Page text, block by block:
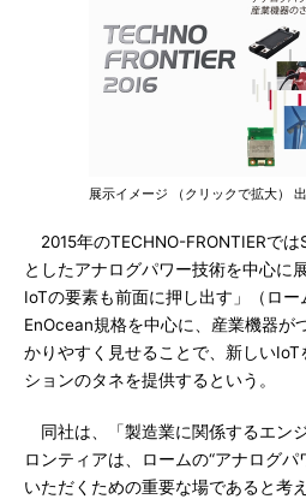
展示イメージ （クリックで拡大）
2015年のTECHNO-FRONTIERで
としたアナログパワー技術を中心に
IoTの要素も前面に押し出す」（ロ
EnOcean規格を中心に、産業機器が
かりやすく見せることで、新しい
ションのタネを提供するという。
同社は、「製造業に関係するエン
ロンティアは、ロームの“アナログ
いただくための重要な場であると考